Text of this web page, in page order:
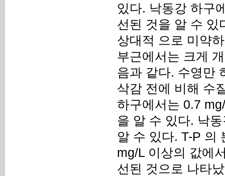
있다. 낙동강 하구
선된 것을 알 수 있
상대적 으로 미약
부근에서는 크게
음과 같다. 수영만
삭감 전에 비해 수
하구에서는 0.7
을 알 수 있다. 낙
알 수 있다. T-P 의
mg/L 이상의 값에
선된 것으로 나타